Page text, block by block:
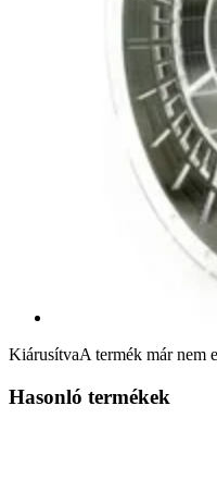
KiárusítvaA termék már nem
Hasonló termékek